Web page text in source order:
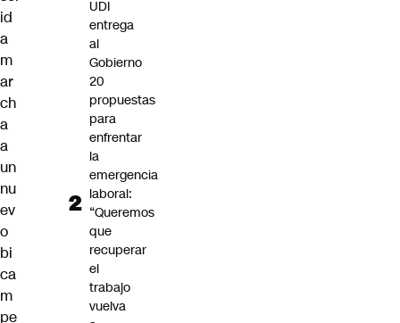
id
a
m
ar
ch
a
a
un
nu
ev
o
bi
ca
m
pe
UDI
entrega
al
Gobierno
20
propuestas
para
enfrentar
la
emergencia
laboral:
“Queremos
que
recuperar
el
trabajo
vuelva